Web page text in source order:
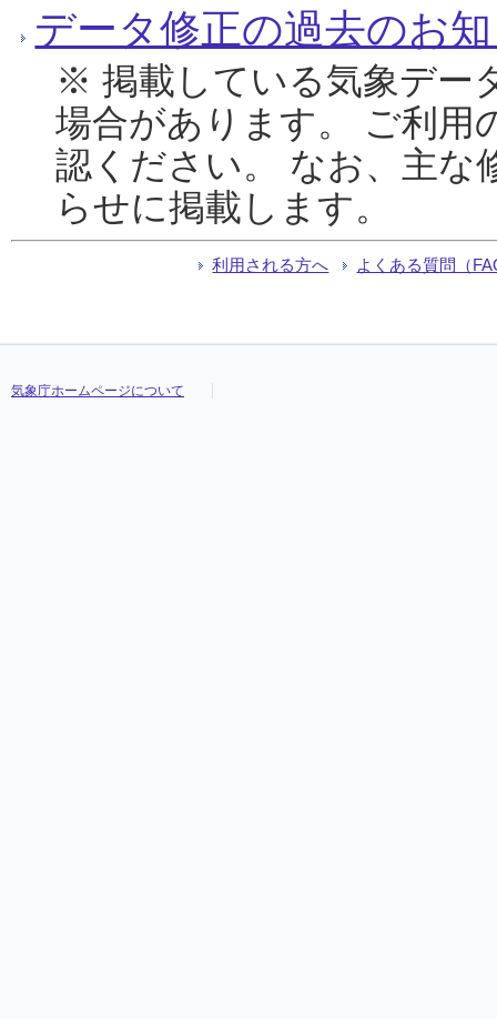
データ修正の過去のお
※ 掲載している気象デー
場合があります。 ご利用
認ください。 なお、主な
らせに掲載します。
利用される方へ よくある質問（
気象庁ホームページについて